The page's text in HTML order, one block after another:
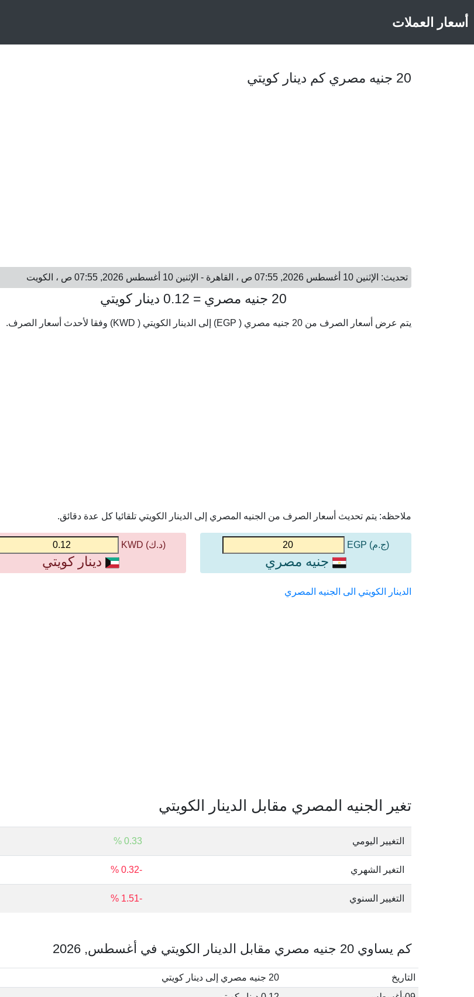
أسعار العملات
20 جنيه مصري كم دينار كويتي
تحديث: الإثنين 10 أغسطس 2026, 07:55 ص ، القاهرة - الإثنين 10 أغسطس 2026, 07:55 ص ، الكويت
20 جنيه مصري = 0.12 دينار كويتي
يتم عرض أسعار الصرف من 20 جنيه مصري ( EGP) إلى الدينار الكويتي ( KWD) وفقا لأحدث أسعار الصرف.
ملاحظه: يتم تحديث أسعار الصرف من الجنيه المصري إلى الدينار الكويتي تلقائيا كل عدة دقائق.
(ج.م) EGP
جنيه مصري
(د.ك) KWD
دينار كويتي
الدينار الكويتي الى الجنيه المصري
تغير الجنيه المصري مقابل الدينار الكويتي
التغيير اليومي 0.33 %
التغير الشهري -0.32 %
التغيير السنوي -1.51 %
كم يساوي 20 جنيه مصري مقابل الدينار الكويتي في أغسطس, 2026
التاريخ
20 جنيه مصري إلى دينار كويتي